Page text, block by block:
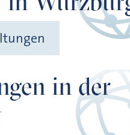
in der